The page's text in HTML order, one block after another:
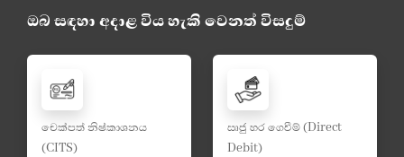
ඔබ සඳහා අදාළ විය හැකි වෙනත් විසදුම්
චෙක්පත් නිෂ්කාශනය
(CITS)
ඍජු හර ගෙවීම් (Direct
Debit)